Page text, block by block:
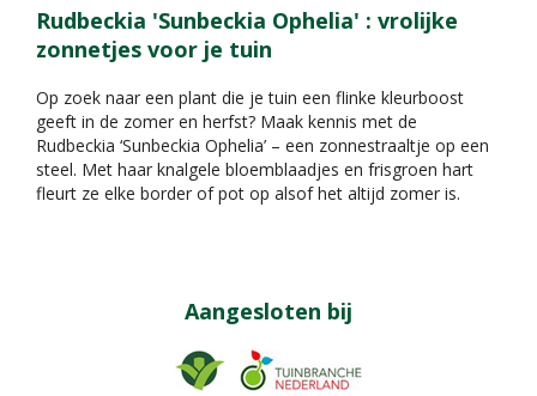
Rudbeckia 'Sunbeckia Ophelia' : vrolijke
zonnetjes voor je tuin
Op zoek naar een plant die je tuin een flinke kleurboost
geeft in de zomer en herfst? Maak kennis met de
Rudbeckia ‘Sunbeckia Ophelia’ – een zonnestraaltje op een
steel. Met haar knalgele bloemblaadjes en frisgroen hart
fleurt ze elke border of pot op alsof het altijd zomer is.
Aangesloten bij